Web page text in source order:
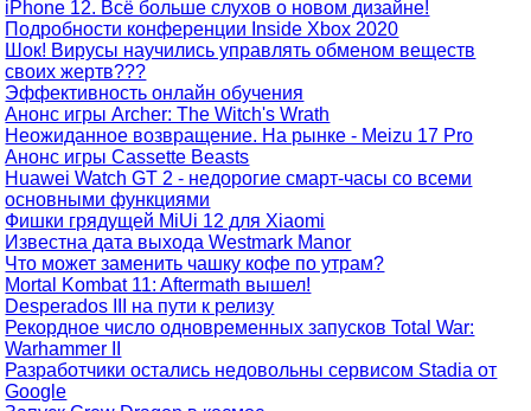
iPhone 12. Всё больше слухов о новом дизайне!
Подробности конференции Inside Xbox 2020
Шок! Вирусы научились управлять обменом веществ
своих жертв???
Эффективность онлайн обучения
Анонс игры Archer: The Witch's Wrath
Неожиданное возвращение. На рынке - Meizu 17 Pro
Анонс игры Cassette Beasts
Huawei Watch GT 2 - недорогие смарт-часы со всеми
основными функциями
Фишки грядущей MiUi 12 для Xiaomi
Известна дата выхода Westmark Manor
Что может заменить чашку кофе по утрам?
Mortal Kombat 11: Aftermath вышел!
Desperados III на пути к релизу
Рекордное число одновременных запусков Total War:
Warhammer II
Разработчики остались недовольны сервисом Stadia от
Google